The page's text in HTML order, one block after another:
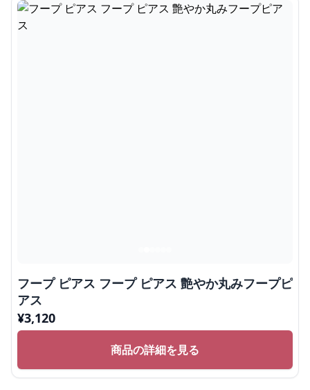
フープ ピアス フープ ピアス 艶やか丸みフープピ
アス
¥3,120
商品の詳細を見る